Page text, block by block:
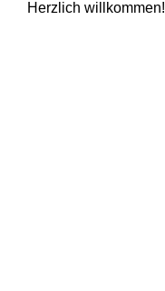
Herzlich willkommen!